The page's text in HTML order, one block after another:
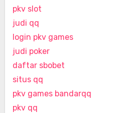
pkv slot
judi qq
login pkv games
judi poker
daftar sbobet
situs qq
pkv games bandarqq
pkv qq